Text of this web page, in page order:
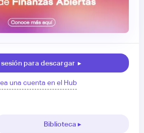
sesión para descargar ▸
una cuenta en el Hub
Biblioteca ▸